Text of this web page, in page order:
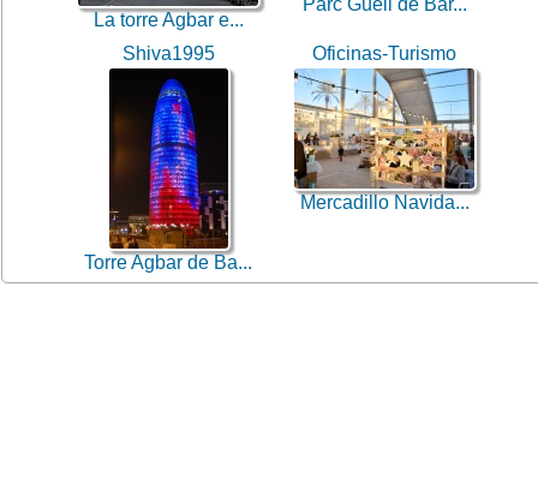
La torre Agbar e...
Shiva1995
Torre Agbar de Ba...
Oficinas-Turismo
Mercadillo Navida...